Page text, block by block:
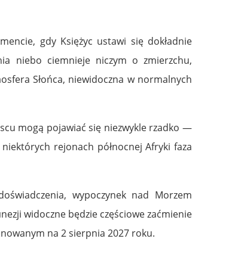
gdy Księżyc ustawi się dokładnie
niebo ciemnieje niczym o zmierzchu,
Słońca, niewidoczna w normalnych
mogą pojawiać się niezwykle rzadko —
rejonach północnej Afryki faza
wypoczynek nad Morzem
widoczne będzie częściowe zaćmienie
na 2 sierpnia 2027 roku.